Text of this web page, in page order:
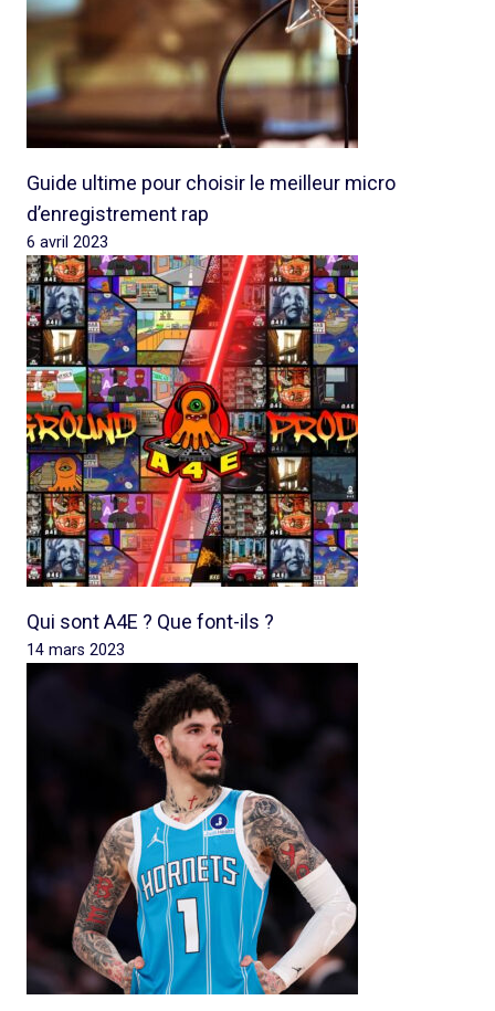
Guide ultime pour choisir le meilleur micro
d’enregistrement rap
6 avril 2023
Qui sont A4E ? Que font-ils ?
14 mars 2023